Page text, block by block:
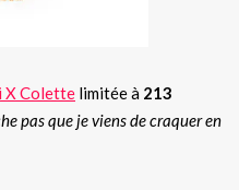
X Colette limitée à 213
pas que je viens de craquer en